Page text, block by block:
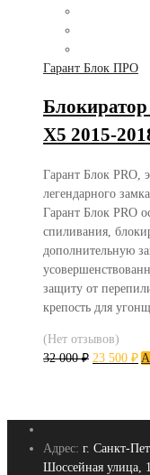
Гарант Блок ПРО
X5 2015-
Гарант Блок PRO,
легендарного
Гарант Блок PRO
спиливания,
дополнительную
защиту от
крепость для
(Нет отзывов)
32 000₽ 23 500 ₽
Адрес: г. Санкт-
Шоссейная улица,